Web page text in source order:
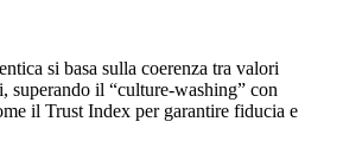
si basa sulla coerenza tra valori
superando il “culture-washing” con
il Trust Index per garantire fiducia e